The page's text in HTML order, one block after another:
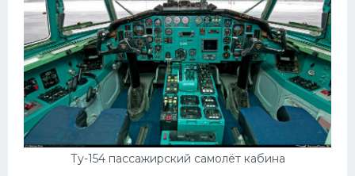
Ту-154 пассажирский самолёт кабина